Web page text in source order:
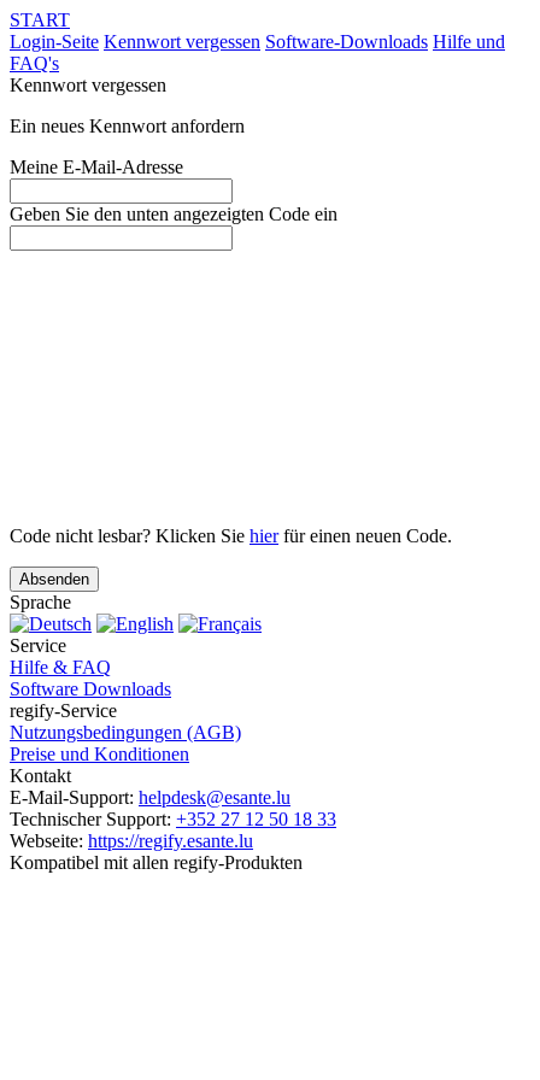
START
Login-Seite Kennwort vergessen Software-Downloads Hilfe und
FAQ's
Kennwort vergessen
Ein neues Kennwort anfordern
Meine E-Mail-Adresse
Geben Sie den unten angezeigten Code ein
Code nicht lesbar? Klicken Sie hierfür einen neuen Code.
Absenden
Sprache
Service
Hilfe & FAQ
Software Downloads
regify-Service
Nutzungsbedingungen (AGB)
Preise und Konditionen
Kontakt
E-Mail-Support: helpdesk@esante.lu
Technischer Support: +352 27 12 50 18 33
Webseite: https://regify.esante.lu
Kompatibel mit allen regify-Produkten